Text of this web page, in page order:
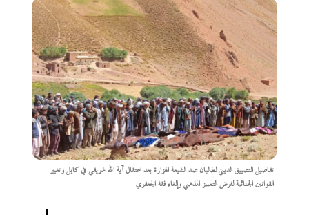
تفاصيل التضييق الديني لطالبان ضد الشيعة الهزارة بعد اعتقال آية الله شريفي في كابل وتغيير
القوانين الجنائية لفرض التمييز المذهبي وإلغاء فقه الجعفري